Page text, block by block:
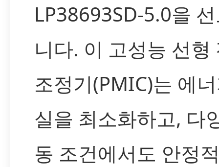
LP38693SD-5.0을
니다. 이 고성능 선형
조정기(PMIC)는 에
실을 최소화하고, 다
동 조건에서도 안정